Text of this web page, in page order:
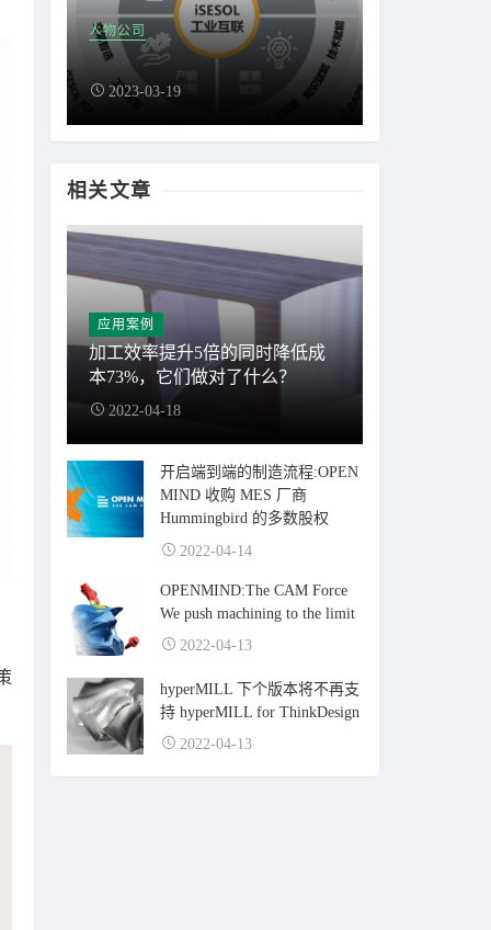
人物公司
2023-03-19
相关文章
应用案例
加工效率提升5倍的同时降低成
本73%，它们做对了什么？
2022-04-18
开启端到端的制造流程:OPEN
MIND 收购 MES 厂商
Hummingbird 的多数股权
2022-04-14
OPENMIND:The CAM Force
We push machining to the limit
2022-04-13
hyperMILL 下个版本将不再支
持 hyperMILL for ThinkDesign
2022-04-13